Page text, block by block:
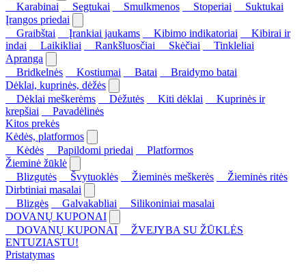
Karabinai
Segtukai Smulkmenos Stoperiai
Suktukai
Įrangos priedai
Graibštai
Įrankiai jaukams Kibimo indikatoriai
Kibirai ir
indai
Laikikliai Rankšluosčiai Skėčiai
Tinkleliai
Apranga
Bridkelnės
Kostiumai Batai
Braidymo batai
Dėklai, kuprinės, dėžės
Dėklai meškerėms
Dėžutės Kiti dėklai
Kuprinės ir
krepšiai
Pavadėlinės
Kitos prekės
Kėdės, platformos
Kėdės
Papildomi priedai
Platformos
Žieminė žūklė
Blizgutės
Švytuoklės Žieminės meškerės
Žieminės ritės
Dirbtiniai masalai
Blizgės
Galvakabliai
Silikoniniai masalai
DOVANŲ KUPONAI
DOVANŲ KUPONAI
ŽVEJYBA SU ŽŪKLĖS
ENTUZIASTU!
Pristatymas